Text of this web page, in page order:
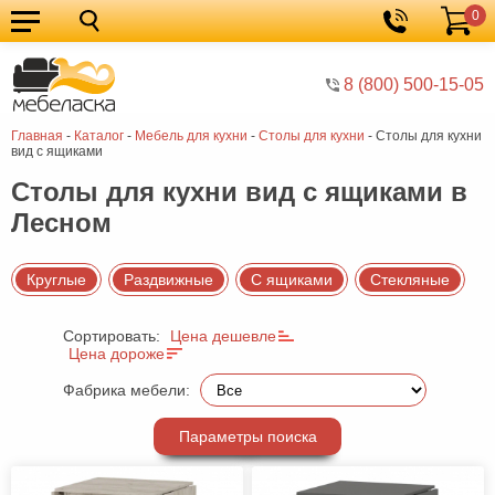
8 (800) 500-15-05
Корзина
0
Главная - Каталог - Мебель для кухни - Cтолы для кухни - Cтолы для кухни
вид с ящиками
Кухонные
гарнитуры
Мебель
для
кухни
Мебель
для
спальни
Кровати
Шкафы
Диваны
Мягкая
мебель
Детская
мебель
Мебель
Cтолы для кухни вид с ящиками в
Лесном
Круглые Раздвижные С ящиками Стекляные
Сортировать:
Цена дешевле
Цена дороже
Фабрика мебели:
Параметры поиска